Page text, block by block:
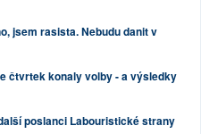
jsem rasista. Nebudu danit v
čtvrtek konaly volby - a výsledky
poslanci Labouristické strany